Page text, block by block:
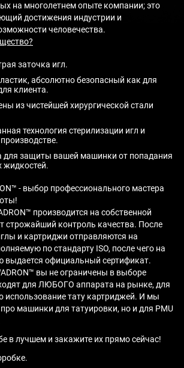
на многолетнем опыте компании; это
достижения индустрии и
человечества.
заточка игл.
абсолютно безопасный как для
клиента.
из чистейшей хирургической стали
технология стерилизации игл и
для защиты вашей машинки от попадания
жидкостей.
- выбор профессионального мастера
производится на собственной
строжайший контроль качества. После
и картриджи отправляются на
по стандарту ISO, после чего на
выдается официальный сертификат.
вы не ограничены в выборе
для ЛЮБОГО аппарата на рынке, для
использование тату картриджей. И мы
машинки для татуировки, но и для PMU
в лучшем и закажите их прямо сейчас!